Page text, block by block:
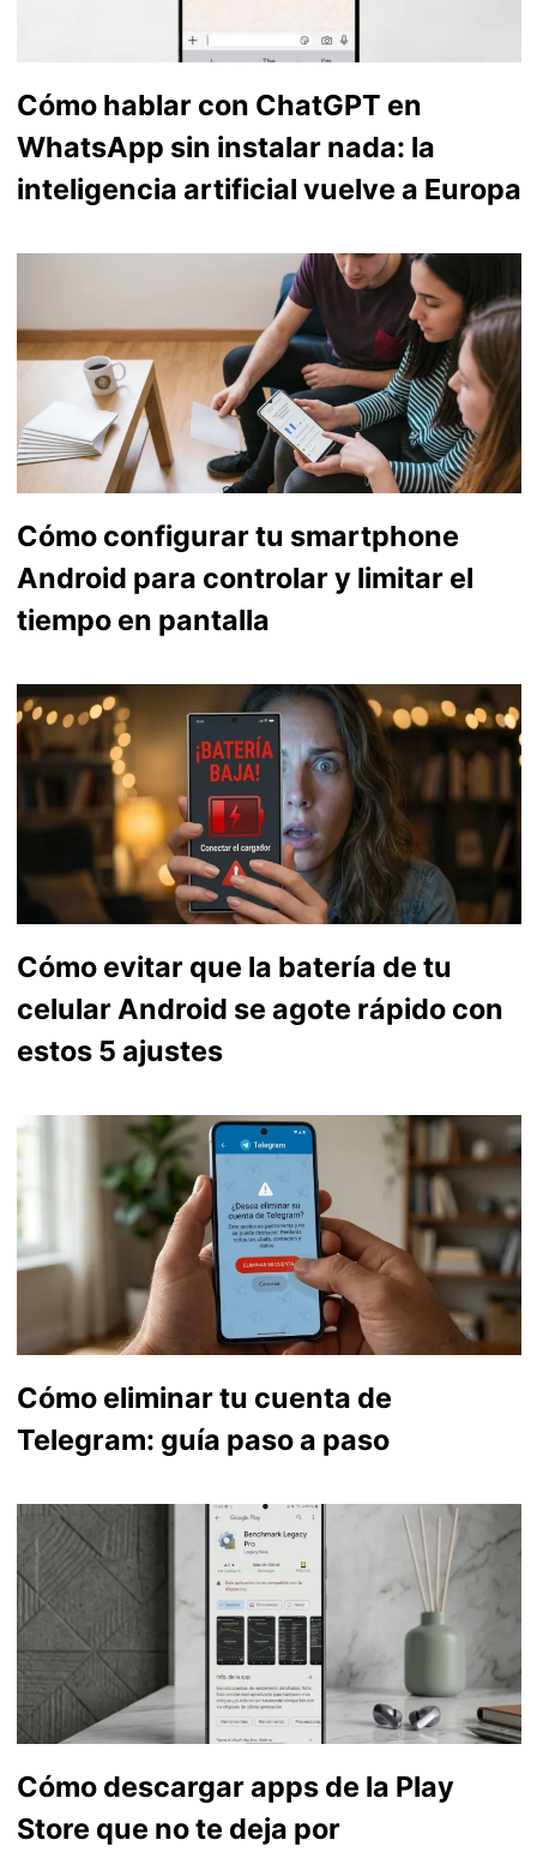
Cómo hablar con ChatGPT en
WhatsApp sin instalar nada: la
inteligencia artificial vuelve a Europa
Cómo configurar tu smartphone
Android para controlar y limitar el
tiempo en pantalla
Cómo evitar que la batería de tu
celular Android se agote rápido con
estos 5 ajustes
Cómo eliminar tu cuenta de
Telegram: guía paso a paso
Cómo descargar apps de la Play
Store que no te deja por